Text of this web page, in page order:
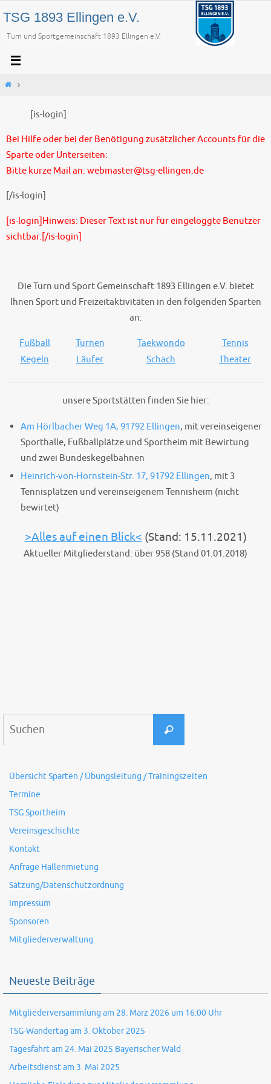
Inhalt
springen
TSG 1893 Ellingen e.V.
Turn und Sportgemeinschaft 1893 Ellingen e.V.
Start
[is-login]
Bei Hilfe oder bei der Benötigung zusätzlicher Accounts für die
Sparte oder Unterseiten:
Bitte kurze Mail an: webmaster@tsg-ellingen.de
[/is-login]
[is-login]Hinweis: Dieser Text ist nur für eingeloggte Benutzer
sichtbar.[/is-login]
DieTurn und Sport Gemeinschaft 1893 Ellingen e.V. bietet
Ihnen Sport und Freizeitaktivitäten in den folgenden Sparten
an:
Fußball Turnen Taekwondo
Tennis
Kegeln
Läufer Schach Theater
unsere Sportstätten finden Sie hier:
Am Hörlbacher Weg 1A, 91792 Ellingen, mit vereinseigener
Sporthalle, Fußballplätze und Sportheim mit Bewirtung
und zwei Bundeskegelbahnen
Heinrich-von-Hornstein-Str. 17, 91792 Ellingen, mit 3
Tennisplätzen und vereinseigenem Tennisheim (nicht
bewirtet)
>Alles auf einen Blick< (Stand: 15.11.2021)
Aktueller Mitgliederstand: über 958 (Stand 01.01.2018)
Suchen
Übersicht Sparten / Übungsleitung / Trainingszeiten
Termine
TSG Sportheim
Vereinsgeschichte
Kontakt
Anfrage Hallenmietung
Satzung/Datenschutzordnung
Impressum
Sponsoren
Mitgliederverwaltung
Neueste Beiträge
Mitgliederversammlung am 28. März 2026 um 16:00 Uhr
TSG-Wandertag am 3. Oktober 2025
Tagesfahrt am 24. Mai 2025 Bayerischer Wald
Arbeitsdienst am 3. Mai 2025